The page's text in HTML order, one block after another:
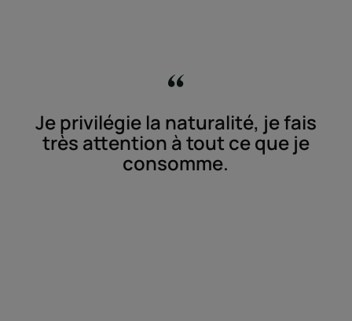
Je privilégie la naturalité, je fais
très attention à tout ce que je
consomme.